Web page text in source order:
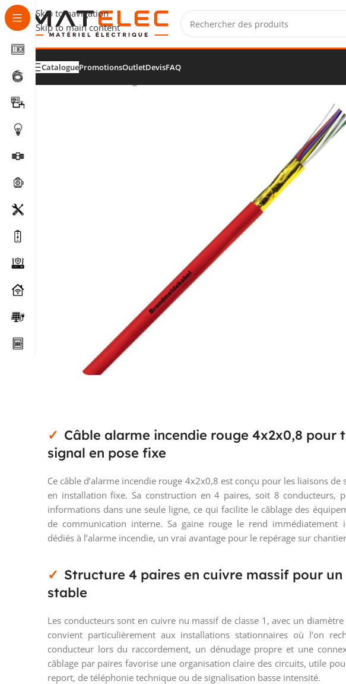
Skip to navigation
Skip to main content
CataloguePromotionsOutletDevisFAQ
Câble alarme incendie rouge 4x2x0,8 pour
signal en pose fixe
Ce câble d’alarme incendie rouge 4x2x0,8 est conçu pour les liaisons
en installation fixe. Sa construction en 4 paires, soit 8 conducteurs,
informations dans une seule ligne, ce qui facilite le câblage des
de communication interne. Sa gaine rouge le rend immédiatement
dédiés à l’alarme incendie, un vrai avantage pour le repérage sur
Structure 4 paires en cuivre massif pour
stable
Les conducteurs sont en cuivre nu massif de classe 1, avec un
convient particulièrement aux installations stationnaires où l’on
conducteur lors du raccordement, un dénudage propre et une
câblage par paires favorise une organisation claire des circuits, utile
report, de téléphonie technique ou de signalisation basse intensité.